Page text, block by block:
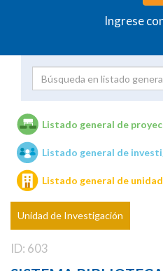
Ingrese
Unidades de
Listado general de
Listado general de
Listado general de
Unidad de Investigación
ID: 603